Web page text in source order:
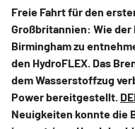
Freie Fahrt für den
Großbritannien: Wie der
Birmingham zu
den HydroFLEX. Das
dem Wasserstoffzug
Power bereitgestellt.
Neuigkeiten konnte die